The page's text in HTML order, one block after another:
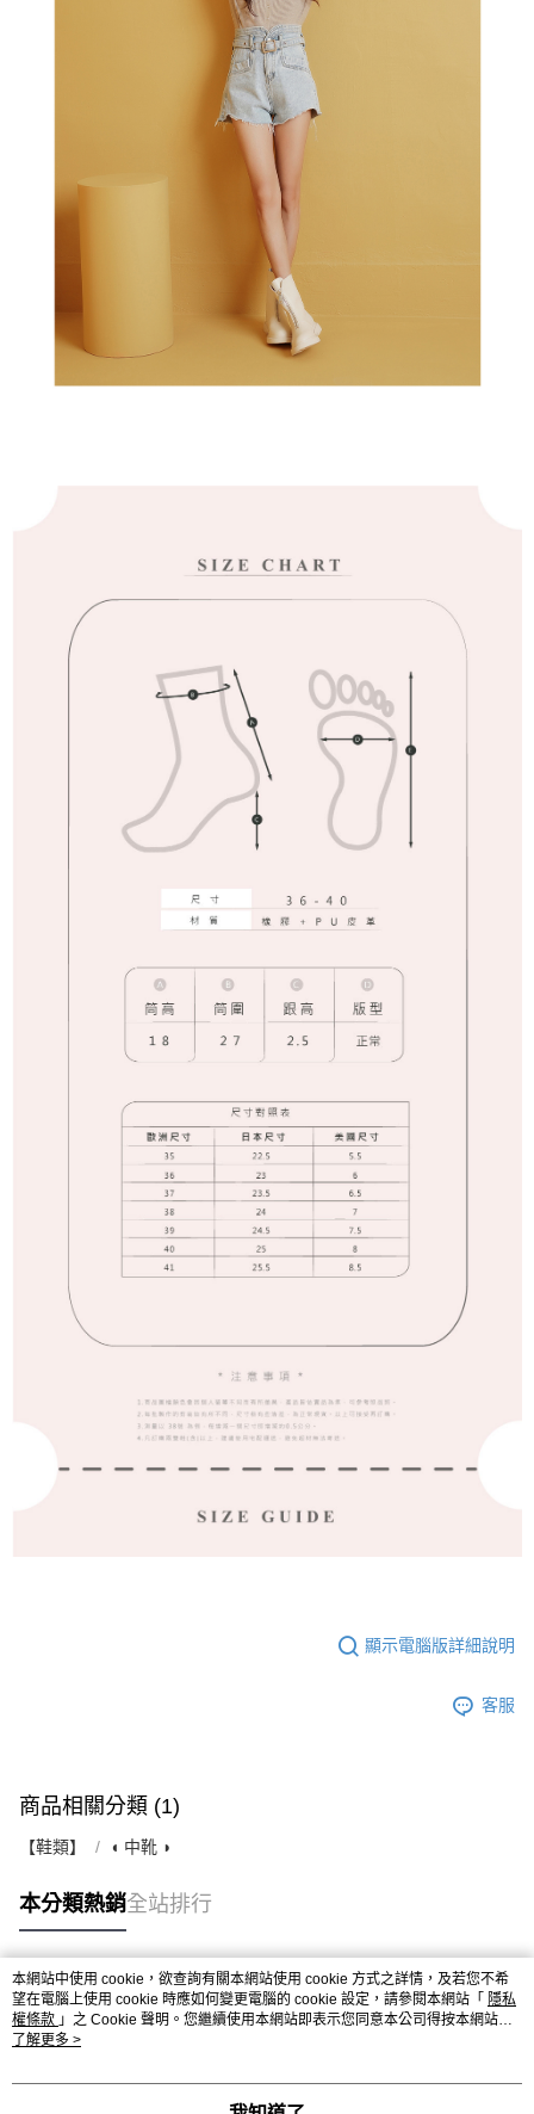
顯示電腦版詳細說明
客服
商品相關分類 (1)
【鞋類】 ◖ 中靴 ◗
本分類熱銷全站排行
熱門標籤
本網站中使用 cookie，欲查詢有關本網站使用 cookie 方式之詳情，及若您不希
望在電腦上使用 cookie 時應如何變更電腦的 cookie 設定，請參閱本網站「 隱私
權條款 」之 Cookie 聲明。您繼續使用本網站即表示您同意本公司得按本網站使
用條款之 Cookie 聲明使用 cookie。
了解更多 >